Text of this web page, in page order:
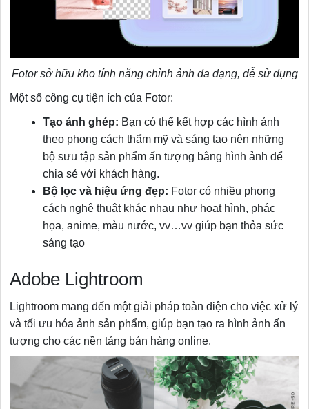
Fotor sở hữu kho tính năng chỉnh ảnh đa dạng, dễ sử dụng
Một số công cụ tiện ích của Fotor:
Tạo ảnh ghép: Bạn có thể kết hợp các hình ảnh
theo phong cách thẩm mỹ và sáng tạo nên những
bộ sưu tập sản phẩm ấn tượng bằng hình ảnh để
chia sẻ với khách hàng.
Bộ lọc và hiệu ứng đẹp: Fotor có nhiều phong
cách nghệ thuật khác nhau như hoạt hình, phác
họa, anime, màu nước, vv…vv giúp bạn thỏa sức
sáng tạo
Adobe Lightroom
Lightroom mang đến một giải pháp toàn diện cho việc xử lý
và tối ưu hóa ảnh sản phẩm, giúp bạn tạo ra hình ảnh ấn
tượng cho các nền tảng bán hàng online.